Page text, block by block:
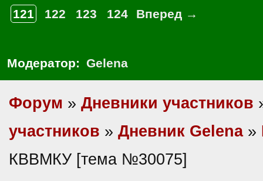
121
122 123 124 Вперед →
Модератор: Gelena
Форум » Дневники участников
участников » Дневник Gelena»
КВВМКУ [тема №30075]